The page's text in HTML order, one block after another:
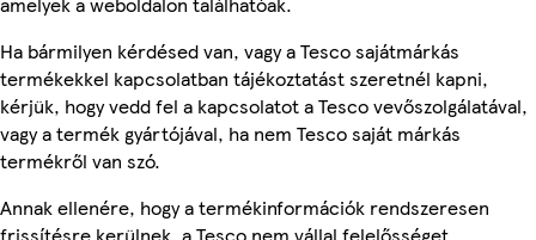
Ha bármilyen kérdésed van, vagy a Tesco sajátmárkás
termékekkel kapcsolatban tájékoztatást szeretnél kapni,
kérjük, hogy vedd fel a kapcsolatot a Tesco vevőszolgálatával,
vagy a termék gyártójával, ha nem Tesco saját márkás
termékről van szó.
Annak ellenére, hogy a termékinformációk rendszeresen